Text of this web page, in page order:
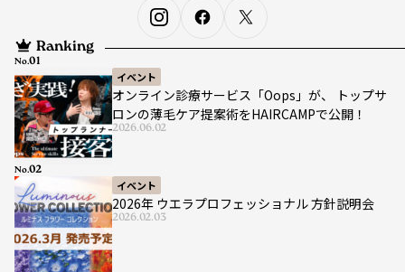
Ranking
イベント
オンライン診療サービス「Oops」が、 トップサ
ロンの薄毛ケア提案術をHAIRCAMPで公開！
2026.06.02
No.
イベント
2026年 ウエラプロフェッショナル 方針説明会
2026.02.03
No.